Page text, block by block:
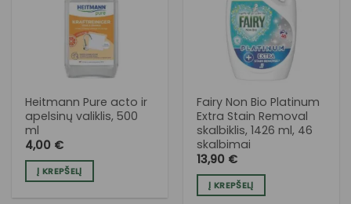
Heitmann Pure acto ir
apelsinų valiklis, 500
ml
4,00 €
Į KREPŠELĮ
SĄRAŠĄ
Fairy Non Bio Platinum
Extra Stain Removal
skalbiklis, 1426 ml, 46
skalbimai
13,90 €
Į KREPŠELĮ